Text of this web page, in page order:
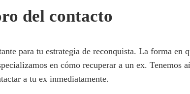
del contacto
para tu estrategia de reconquista. La forma
en cómo recuperar a un ex. Tenemos
a tu ex inmediatamente.